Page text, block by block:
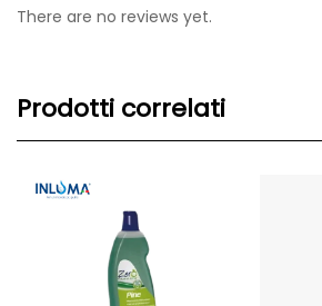
There are no reviews yet.
Prodotti correlati